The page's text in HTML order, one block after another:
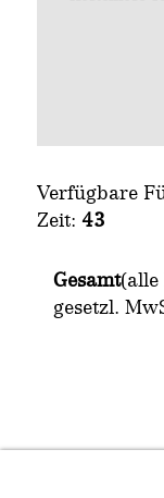
Verfügbare
Zeit: 43
Gesamt(alle
gesetzl.